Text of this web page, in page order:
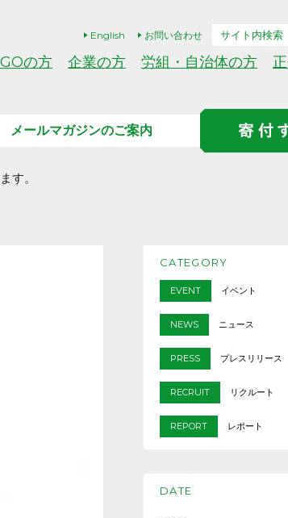
English お問い合わせ
の方 企業の方 労組・自治体の方
メールマガジンのご案内
す。
CATEGORY
EVENT イベント
NEWS ニュース
PRESS プレスリリース
RECRUIT リクルート
REPORT レポート
DATE